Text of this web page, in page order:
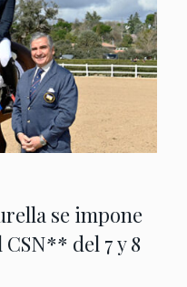
se impone
del 7 y 8